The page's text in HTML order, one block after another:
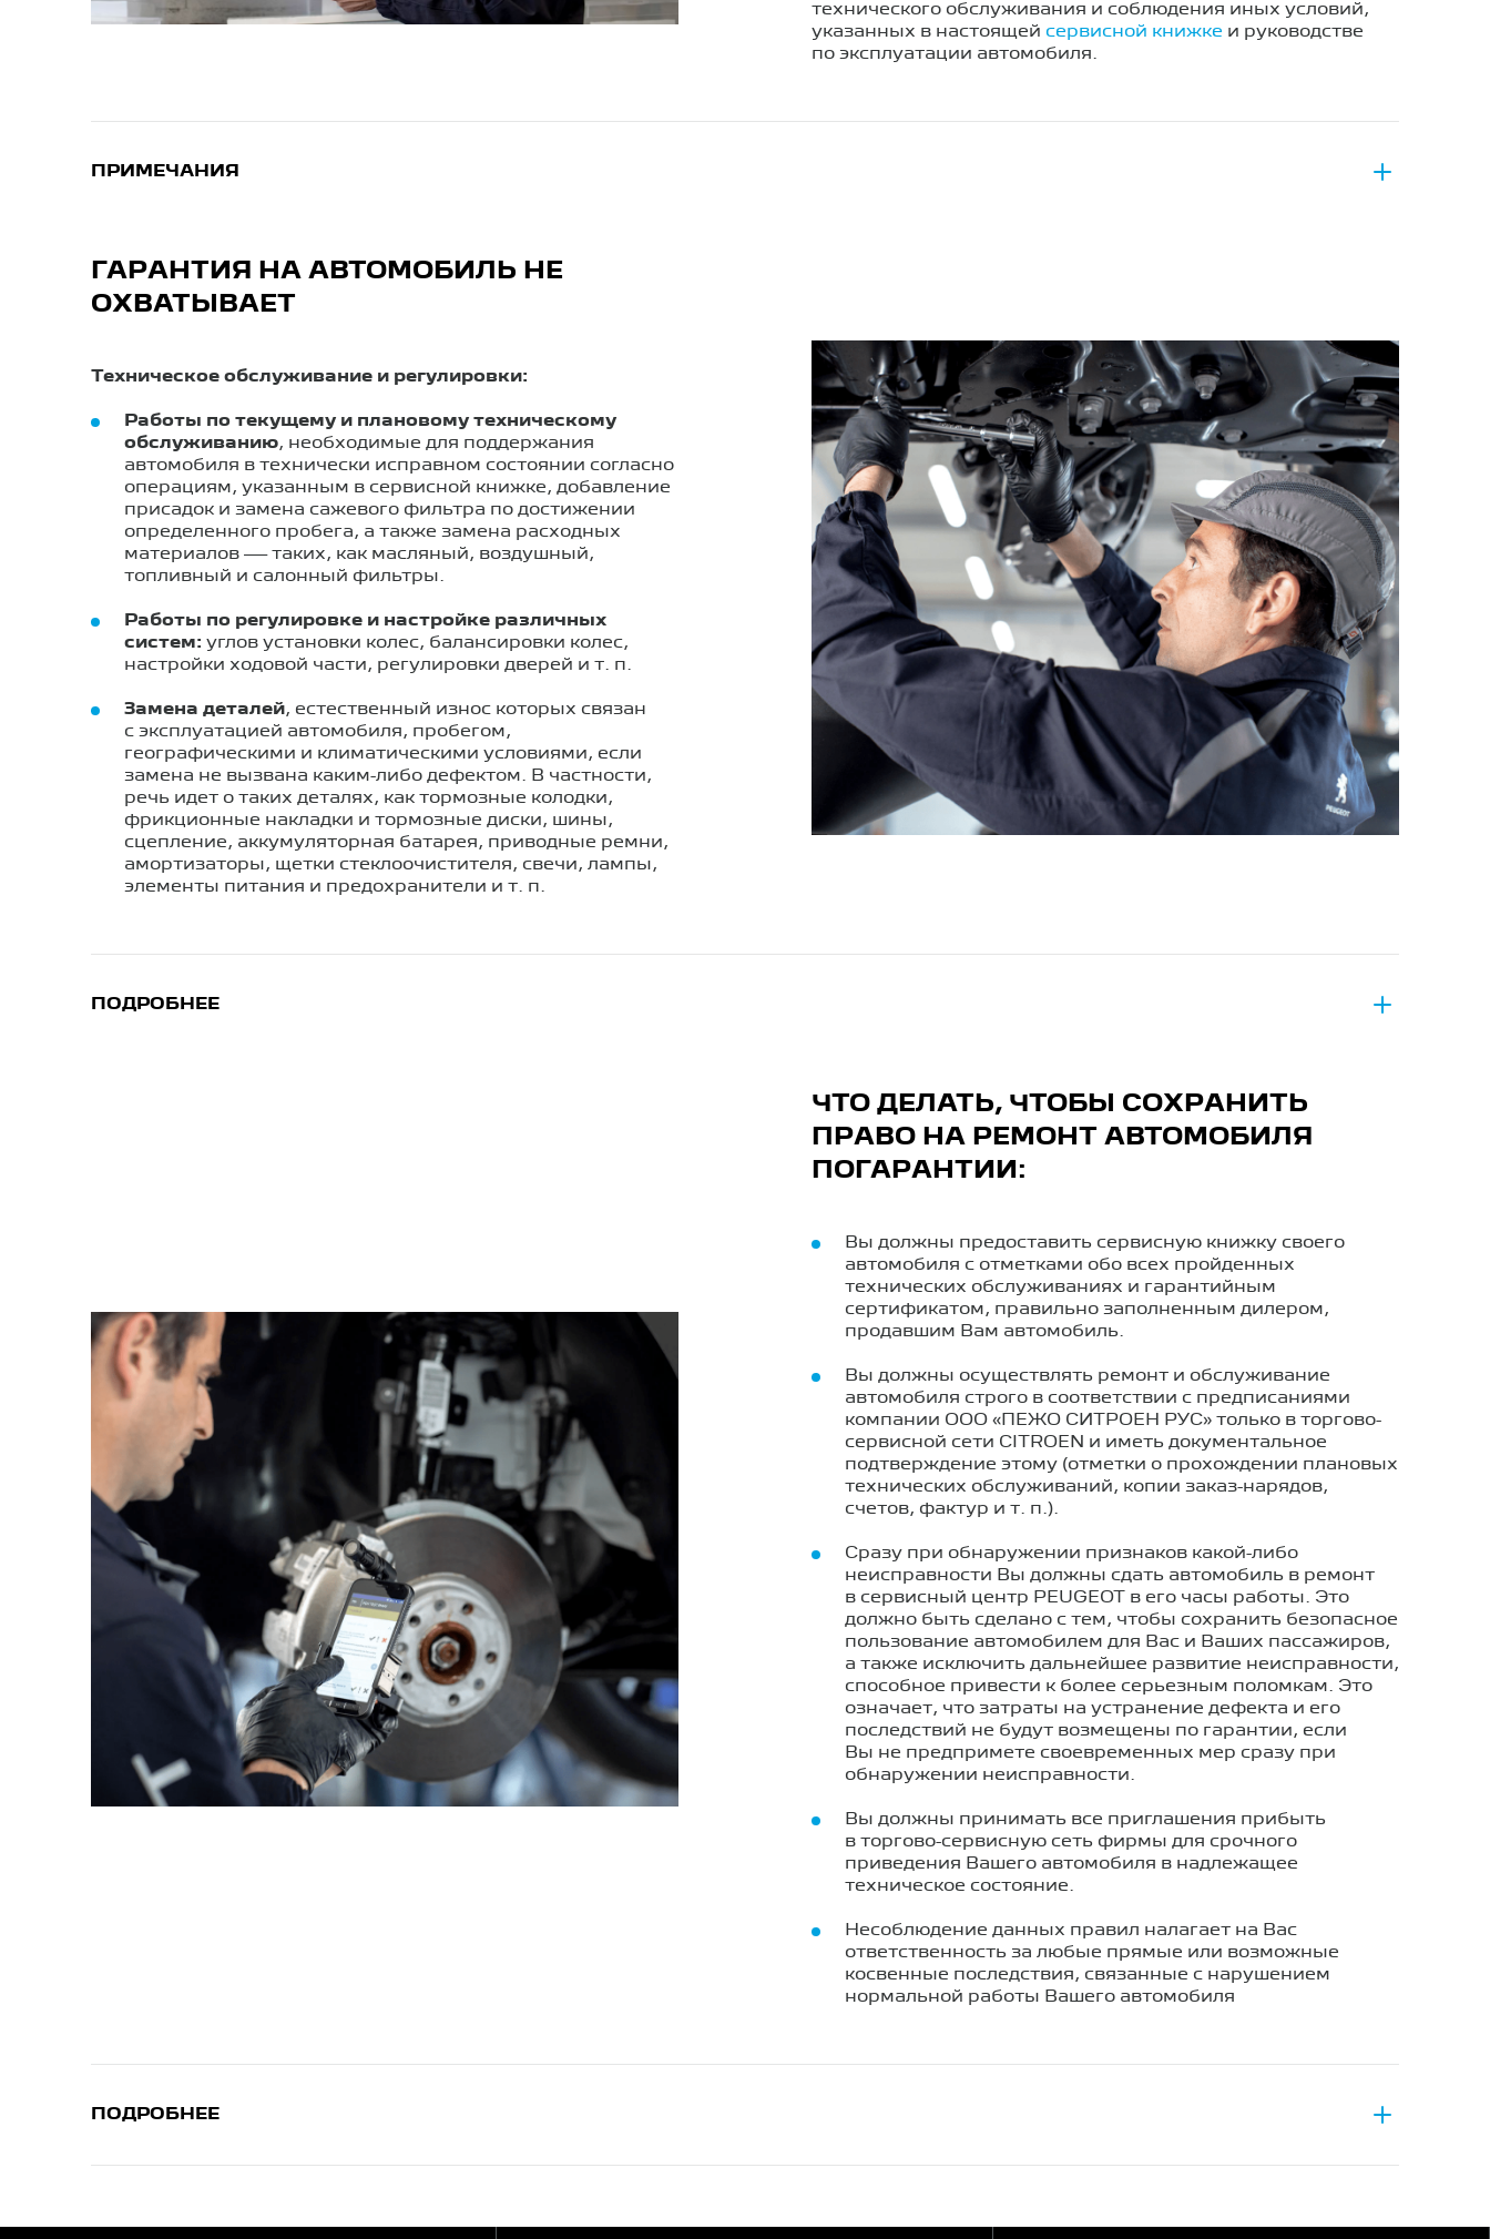
технического обслуживания и соблюдения иных условий,
указанных в настоящей сервисной книжке и руководстве
по эксплуатации автомобиля.
ПРИМЕЧАНИЯ
ГАРАНТИЯ НА АВТОМОБИЛЬ НЕ
ОХВАТЫВАЕТ
Техническое обслуживание и регулировки:
Работы по текущему и плановому техническому
обслуживанию, необходимые для поддержания
автомобиля в технически исправном состоянии согласно
операциям, указанным в сервисной книжке, добавление
присадок и замена сажевого фильтра по достижении
определенного пробега, а также замена расходных
материалов — таких, как масляный, воздушный,
топливный и салонный фильтры.
Работы по регулировке и настройке различных
систем: углов установки колес, балансировки колес,
настройки ходовой части, регулировки дверей и т. п.
Замена деталей, естественный износ которых связан
с эксплуатацией автомобиля, пробегом,
географическими и климатическими условиями, если
замена не вызвана каким-либо дефектом. В частности,
речь идет о таких деталях, как тормозные колодки,
фрикционные накладки и тормозные диски, шины,
сцепление, аккумуляторная батарея, приводные ремни,
амортизаторы, щетки стеклоочистителя, свечи, лампы,
элементы питания и предохранители и т. п.
ПОДРОБНЕЕ
ЧТО ДЕЛАТЬ, ЧТОБЫ СОХРАНИТЬ
ПРАВО НА РЕМОНТ АВТОМОБИЛЯ
ПОГАРАНТИИ:
Вы должны предоставить сервисную книжку своего
автомобиля с отметками обо всех пройденных
технических обслуживаниях и гарантийным
сертификатом, правильно заполненным дилером,
продавшим Вам автомобиль.
Вы должны осуществлять ремонт и обслуживание
автомобиля строго в соответствии с предписаниями
компании ООО «ПЕЖО СИТРОЕН РУС» только в торгово-
сервисной сети CITROEN и иметь документальное
подтверждение этому (отметки о прохождении плановых
технических обслуживаний, копии заказ-нарядов,
счетов, фактур и т. п.).
Сразу при обнаружении признаков какой-либо
неисправности Вы должны сдать автомобиль в ремонт
в сервисный центр PEUGEOT в его часы работы. Это
должно быть сделано с тем, чтобы сохранить безопасное
пользование автомобилем для Вас и Ваших пассажиров,
а также исключить дальнейшее развитие неисправности,
способное привести к более серьезным поломкам. Это
означает, что затраты на устранение дефекта и его
последствий не будут возмещены по гарантии, если
Вы не предпримете своевременных мер сразу при
обнаружении неисправности.
Вы должны принимать все приглашения прибыть
в торгово-сервисную сеть фирмы для срочного
приведения Вашего автомобиля в надлежащее
техническое состояние.
Несоблюдение данных правил налагает на Вас
ответственность за любые прямые или возможные
косвенные последствия, связанные с нарушением
нормальной работы Вашего автомобиля
ПОДРОБНЕЕ